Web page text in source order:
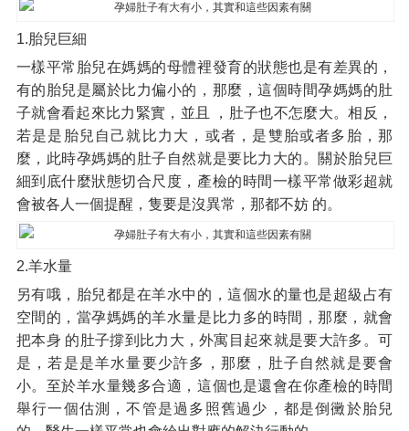
1.胎兒巨細
一樣平常胎兒在媽媽的母體裡發育的狀態也是有差異的，
有的胎兒是屬於比力偏小的，那麼，這個時間孕媽媽的肚
子就會看起來比力緊實，並且 ，肚子也不怎麼大。相反，
若是是胎兒自己就比力大，或者，是雙胎或者多胎，那
麼，此時孕媽媽的肚子自然就是要比力大的。關於胎兒巨
細到底什麼狀態切合尺度，產檢的時間一樣平常做彩超就
會被各人一個提醒，隻要是沒異常，那都不妨 的。
2.羊水量
另有哦，胎兒都是在羊水中的，這個水的量也是超級占有
空間的，當孕媽媽的羊水量是比力多的時間，那麼，就會
把本身 的肚子撐到比力大，外寓目起來就是要大許多。可
是，若是是羊水量要少許多，那麼，肚子自然就是要會
小。至於羊水量幾多合適，這個也是還會在你產檢的時間
舉行一個估測，不管是過多照舊過少，都是倒黴於胎兒